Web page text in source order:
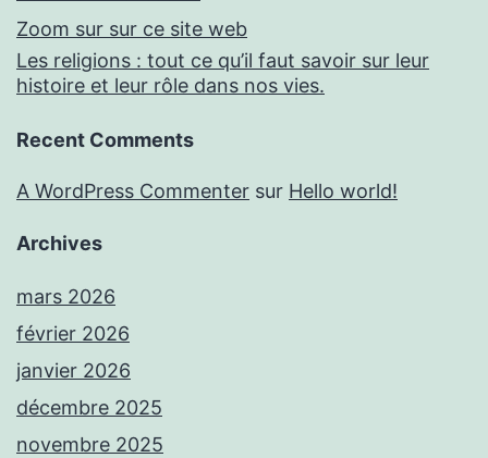
Zoom sur sur ce site web
Les religions : tout ce qu’il faut savoir sur leur
histoire et leur rôle dans nos vies.
Recent Comments
A WordPress Commenter sur Hello world!
Archives
mars 2026
février 2026
janvier 2026
décembre 2025
novembre 2025